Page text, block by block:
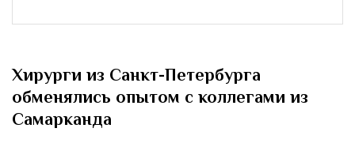
Хирурги из Санкт-Петербурга
обменялись опытом с коллегами из
Самарканда